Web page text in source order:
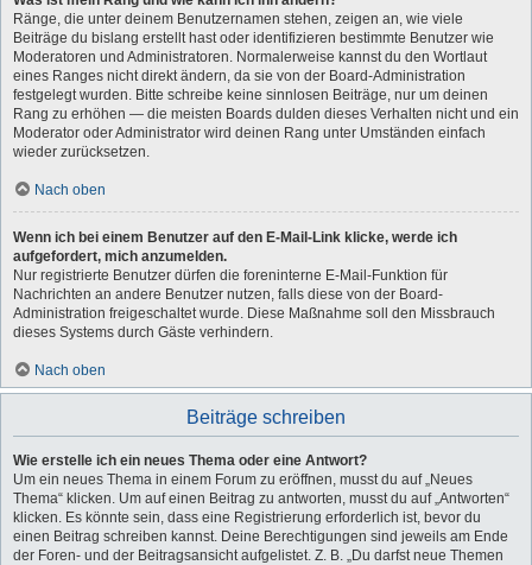
Ränge, die unter deinem Benutzernamen stehen, zeigen an, wie viele
Beiträge du bislang erstellt hast oder identifizieren bestimmte Benutzer wie
Moderatoren und Administratoren. Normalerweise kannst du den Wortlaut
eines Ranges nicht direkt ändern, da sie von der Board-Administration
festgelegt wurden. Bitte schreibe keine sinnlosen Beiträge, nur um deinen
Rang zu erhöhen — die meisten Boards dulden dieses Verhalten nicht und ein
Moderator oder Administrator wird deinen Rang unter Umständen einfach
wieder zurücksetzen.
Nach oben
Wenn ich bei einem Benutzer auf den E-Mail-Link klicke, werde ich
aufgefordert, mich anzumelden.
Nur registrierte Benutzer dürfen die foreninterne E-Mail-Funktion für
Nachrichten an andere Benutzer nutzen, falls diese von der Board-
Administration freigeschaltet wurde. Diese Maßnahme soll den Missbrauch
dieses Systems durch Gäste verhindern.
Nach oben
Beiträge schreiben
Wie erstelle ich ein neues Thema oder eine Antwort?
Um ein neues Thema in einem Forum zu eröffnen, musst du auf „Neues
Thema“ klicken. Um auf einen Beitrag zu antworten, musst du auf „Antworten“
klicken. Es könnte sein, dass eine Registrierung erforderlich ist, bevor du
einen Beitrag schreiben kannst. Deine Berechtigungen sind jeweils am Ende
der Foren- und der Beitragsansicht aufgelistet. Z. B. „Du darfst neue Themen